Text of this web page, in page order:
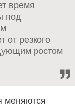
время
под
от резкого
ростом
меняются